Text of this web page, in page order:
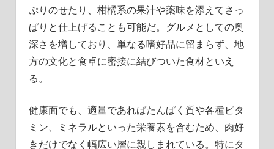
ぷりのせたり、柑橘系の果汁や薬味を添えてさっ
ぱりと仕上げることも可能だ。グルメとしての奥
深さを増しており、単なる嗜好品に留まらず、地
方の文化と食卓に密接に結びついた食材といえ
る。
健康面でも、適量であればたんぱく質や各種ビタ
ミン、ミネラルといった栄養素を含むため、肉好
きだけでなく幅広い層に親しまれている。特にタ